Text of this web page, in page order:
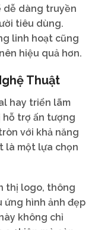
dễ dàng truyền
tiêu dùng.
linh hoạt cũng
hiệu quả hơn.
Thuật
hay triển lãm
trợ ấn tượng
với khả năng
là một lựa chọn
thị logo, thông
ứng hình ảnh đẹp
không chỉ